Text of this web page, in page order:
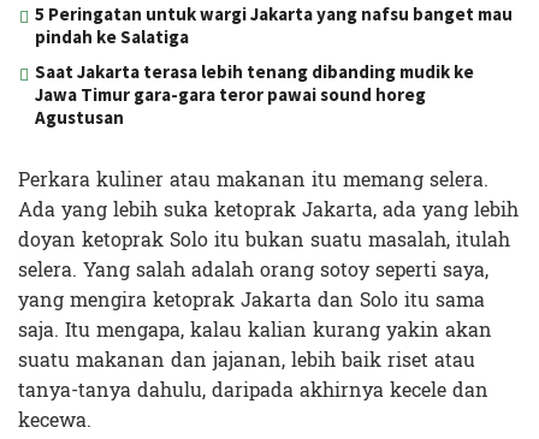
5 Peringatan untuk wargi Jakarta yang nafsu banget mau
pindah ke Salatiga
Saat Jakarta terasa lebih tenang dibanding mudik ke
Jawa Timur gara-gara teror pawai sound horeg
Agustusan
Perkara kuliner atau makanan itu memang selera.
Ada yang lebih suka ketoprak Jakarta, ada yang lebih
doyan ketoprak Solo itu bukan suatu masalah, itulah
selera. Yang salah adalah orang sotoy seperti saya,
yang mengira ketoprak Jakarta dan Solo itu sama
saja. Itu mengapa, kalau kalian kurang yakin akan
suatu makanan dan jajanan, lebih baik riset atau
tanya-tanya dahulu, daripada akhirnya kecele dan
kecewa.